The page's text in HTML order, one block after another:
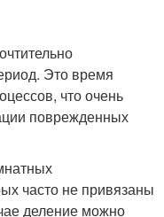
Это время
что очень
поврежденных
часто не привязаны
деление можно